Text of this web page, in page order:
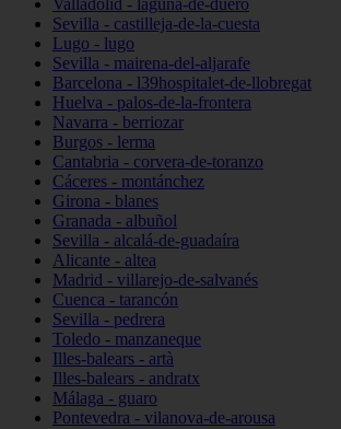
Valladolid - laguna-de-duero
Sevilla - castilleja-de-la-cuesta
Lugo - lugo
Sevilla - mairena-del-aljarafe
Barcelona - l39hospitalet-de-llobregat
Huelva - palos-de-la-frontera
Navarra - berriozar
Burgos - lerma
Cantabria - corvera-de-toranzo
Cáceres - montánchez
Girona - blanes
Granada - albuñol
Sevilla - alcalá-de-guadaíra
Alicante - altea
Madrid - villarejo-de-salvanés
Cuenca - tarancón
Sevilla - pedrera
Toledo - manzaneque
Illes-balears - artà
Illes-balears - andratx
Málaga - guaro
Pontevedra - vilanova-de-arousa